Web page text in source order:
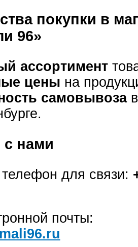
покупки в
96»
ассортимент
цены на
самовывозав
с нами
для связи:
почты: